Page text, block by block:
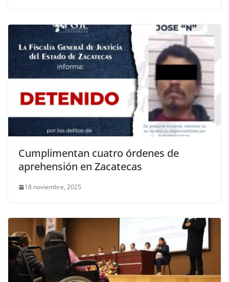
Cumplimentan cuatro órdenes de
aprehensión en Zacatecas
18 noviembre, 2025